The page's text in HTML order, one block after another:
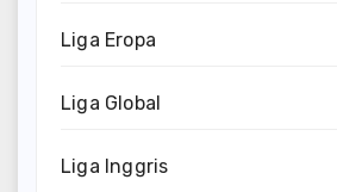
Liga Eropa
Liga Global
Liga Inggris